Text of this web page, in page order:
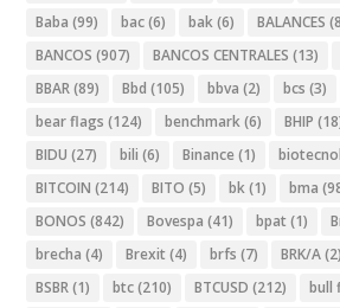
Baba (99) bac(6) bak(6) BALANCES
BANCOS (907) BANCOS CENTRALES (13)
BBAR(89) Bbd (105) bbva (2) bcs (3)
bear flags (124) benchmark(6) BHIP
BIDU (27) bili (6) Binance (1)
BITCOIN (214) BITO (5) bk(1) bma
BONOS (842) Bovespa (41) bpat (1)
brecha (4) Brexit (4) brfs (7) BRK/A(2)
BSBR(1) btc(210) BTCUSD (212) bull